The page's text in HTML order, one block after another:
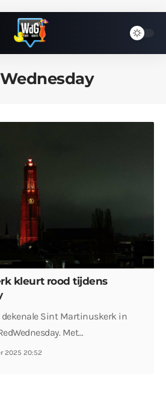
kleurt rood tijdens
dekenale Sint Martinuskerk in
Met…
2025 20:52